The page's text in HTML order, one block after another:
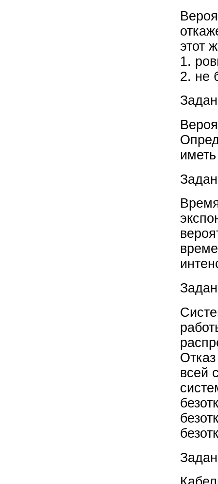
этот
1.
2. не
всей